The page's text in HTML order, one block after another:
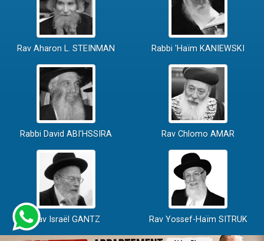
Rav Aharon L. STEINMAN Rabbi 'Haïm KANIEWSKI
Rabbi David ABI'HSSIRA Rav Chlomo AMAR
Rav Israël GANTZ Rav Yossef-Haïm SITRUK